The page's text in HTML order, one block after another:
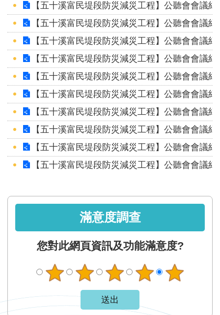
【五十溪富民堤段防災減災工程】公聽會會議
【五十溪富民堤段防災減災工程】公聽會會議
【五十溪富民堤段防災減災工程】公聽會會議
【五十溪富民堤段防災減災工程】公聽會會議
【五十溪富民堤段防災減災工程】公聽會會議
【五十溪富民堤段防災減災工程】公聽會會議
【五十溪富民堤段防災減災工程】公聽會會議
【五十溪富民堤段防災減災工程】公聽會會議
【五十溪富民堤段防災減災工程】公聽會會議
【五十溪富民堤段防災減災工程】公聽會會議
滿意度調查
您對此網頁資訊及功能滿意度?